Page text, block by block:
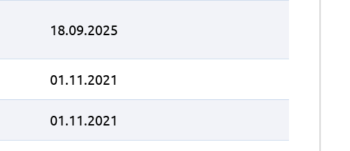
18.09.2025
01.11.2021
01.11.2021